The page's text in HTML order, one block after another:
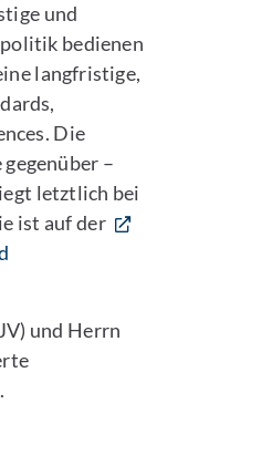
und
bedienen
langfristige,
Die
–
letztlich bei
ist auf der
und Herrn